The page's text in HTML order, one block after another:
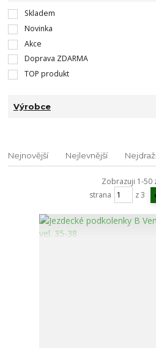
Skladem
Novinka
Akce
Doprava ZDARMA
TOP produkt
Výrobce
Nejnovější Nejlevnější
Zobrazuji 1-50
strana
z 3